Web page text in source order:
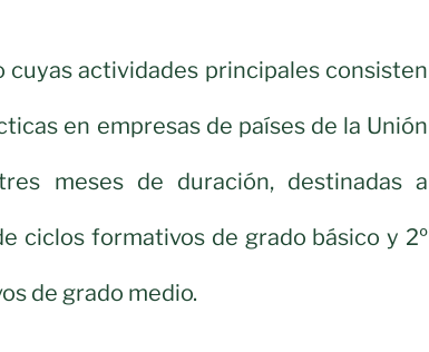
actividades principales consisten
en empresas de países de la Unión
meses de duración, destinadas a
ciclos formativos de grado básico y 2º
de grado medio.